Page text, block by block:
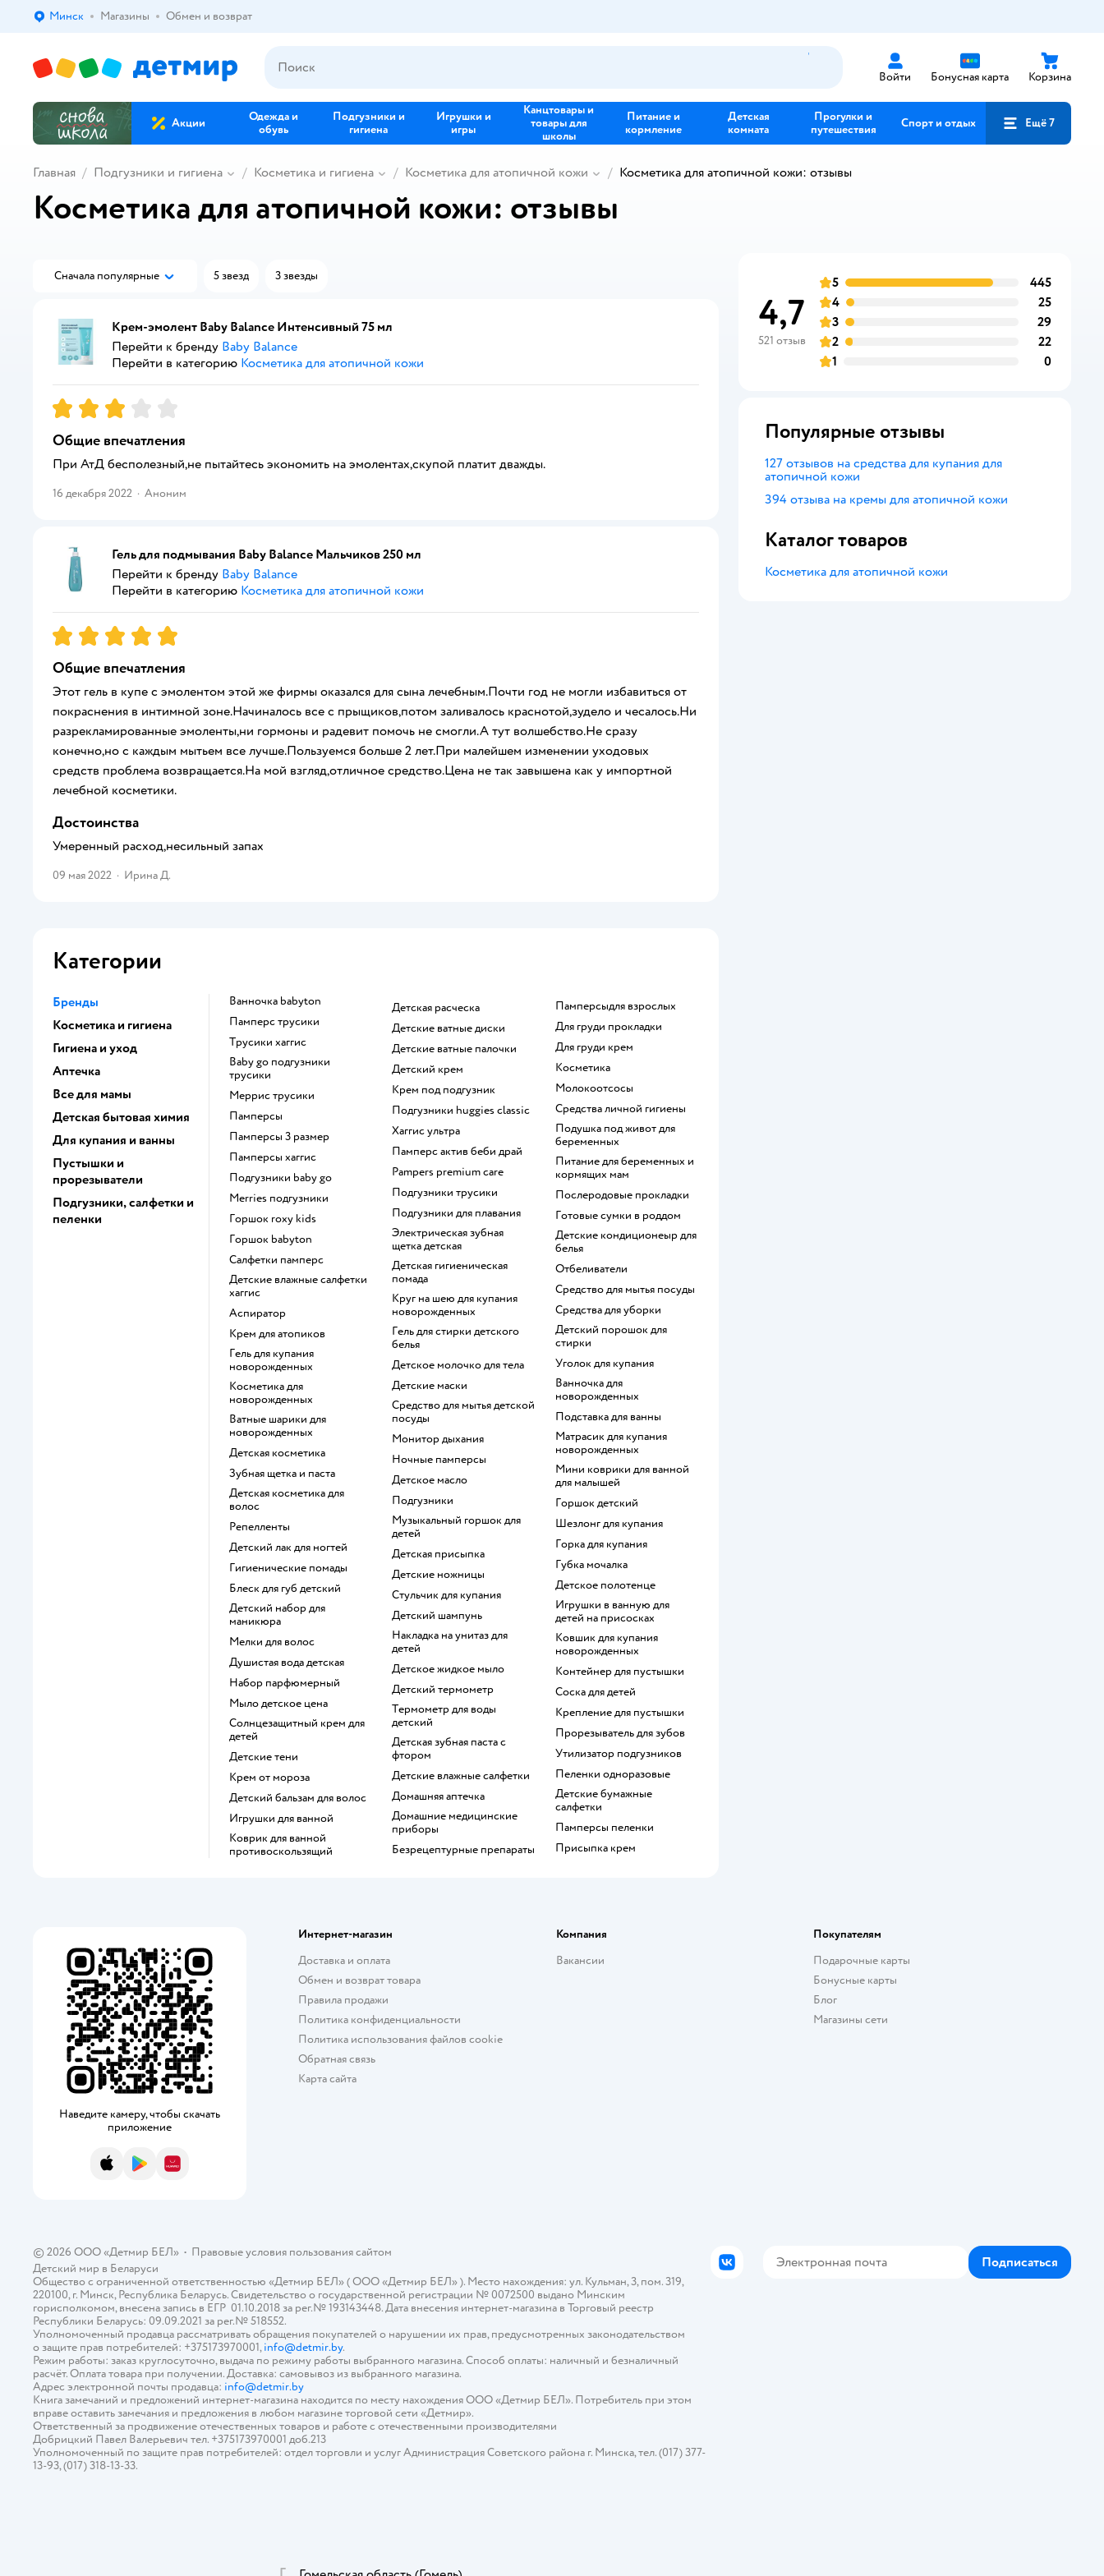
Выбор адреса доставки.
Минск Магазины Обмен и возврат
Войти Бонусная карта Корзина
Акции
Одежда и
обувь
Подгузники и
гигиена
Игрушки и
игры
Канцтовары и
товары для
школы
Питание и
кормление
Детская
комната
Прогулки и
путешествия
Спорт и отдых Ещё 7
Главная Подгузники и гигиена Косметика и гигиена Косметика для атопичной кожи Косметика для атопичной кожи: отзывы
Косметика для атопичной кожи: отзывы
Сначала популярные 5 звезд 3 звезды
Крем-эмолент Baby Balance Интенсивный 75 мл
Перейти к бренду Baby Balance
Перейти в категорию Косметика для атопичной кожи
Рейтинг:3
Общие впечатления
При АтД бесполезный,не пытайтесь экономить на эмолентах,скупой платит дважды.
16 декабря 2022 · Аноним
Гель для подмывания Baby Balance Мальчиков 250 мл
Перейти к бренду Baby Balance
Перейти в категорию Косметика для атопичной кожи
Рейтинг:5
Общие впечатления
Этот гель в купе с эмолентом этой же фирмы оказался для сына лечебным.Почти год не могли избавиться от
покраснения в интимной зоне.Начиналось все с прыщиков,потом заливалось краснотой,зудело и чесалось.Ни
разрекламированные эмоленты,ни гормоны и радевит помочь не смогли.А тут волшебство.Не сразу
конечно,но с каждым мытьем все лучше.Пользуемся больше 2 лет.При малейшем изменении уходовых
средств проблема возвращается.На мой взгляд,отличное средство.Цена не так завышена как у импортной
лечебной косметики.
Достоинства
Умеренный расход,несильный запах
09 мая 2022 · Ирина Д.
Категории
Бренды
Косметика и гигиена
Гигиена и уход
Аптечка
Все для мамы
Детская бытовая химия
Для купания и ванны
Пустышки и
прорезыватели
Подгузники, салфетки и
пеленки
ванночка babyton
памперс трусики
трусики хаггис
baby go подгузники
трусики
меррис трусики
памперсы
памперсы 3 размер
памперсы хаггис
подгузники baby go
merries подгузники
горшок roxy kids
горшок babyton
салфетки памперс
детские влажные салфетки
хаггис
аспиратор
крем для атопиков
гель для купания
новорожденных
косметика для
новорожденных
ватные шарики для
новорожденных
детская косметика
зубная щетка и паста
детская косметика для
волос
репелленты
детский лак для ногтей
гигиенические помады
блеск для губ детский
детский набор для
маникюра
мелки для волос
душистая вода детская
набор парфюмерный
мыло детское цена
солнцезащитный крем для
детей
детские тени
крем от мороза
детский бальзам для волос
игрушки для ванной
коврик для ванной
противоскользящий
детская расческа
детские ватные диски
детские ватные палочки
детский крем
крем под подгузник
подгузники huggies classic
хаггис ультра
памперс актив беби драй
pampers premium care
подгузники трусики
подгузники для плавания
электрическая зубная
щетка детская
детская гигиеническая
помада
круг на шею для купания
новорожденных
гель для стирки детского
белья
детское молочко для тела
детские маски
средство для мытья детской
посуды
монитор дыхания
ночные памперсы
детское масло
подгузники
музыкальный горшок для
детей
детская присыпка
детские ножницы
стульчик для купания
детский шампунь
накладка на унитаз для
детей
детское жидкое мыло
детский термометр
термометр для воды
детский
детская зубная паста с
фтором
детские влажные салфетки
домашняя аптечка
домашние медицинские
приборы
безрецептурные препараты
памперсыдля взрослых
для груди прокладки
для груди крем
косметика
Молокоотсосы
средства личной гигиены
подушка под живот для
беременных
питание для беременных и
кормящих мам
послеродовые прокладки
готовые сумки в роддом
детские кондиционеыр для
белья
отбеливатели
средство для мытья посуды
средства для уборки
детский порошок для
стирки
уголок для купания
ванночка для
новорожденных
подставка для ванны
матрасик для купания
новорожденных
мини коврики для ванной
для малышей
горшок детский
шезлонг для купания
горка для купания
губка мочалка
детское полотенце
игрушки в ванную для
детей на присосках
ковшик для купания
новорожденных
контейнер для пустышки
соска для детей
крепление для пустышки
прорезыватель для зубов
утилизатор подгузников
пеленки одноразовые
детские бумажные
салфетки
памперсы пеленки
присыпка крем
4,7
521 отзыв
оценка
5 445отзыв
оценка
4 25отзыв
оценка
3 29отзыв
оценка
2 22отзыв
оценка
1 0отзыв
Популярные отзывы
127 отзывов на средства для купания для
атопичной кожи
394 отзыва на кремы для атопичной кожи
Каталог товаров
Косметика для атопичной кожи
Наведите камеру, чтобы скачать
приложение
App StoreGoogle PlayAppGallery
Интернет-магазин
Доставка и оплата
Обмен и возврат товара
Правила продажи
Политика конфиденциальности
Политика использования файлов cookie
Обратная связь
Карта сайта
Компания
Вакансии
Покупателям
Подарочные карты
Бонусные карты
Блог
Магазины сети
© 2026 ООО «Детмир БЕЛ» • Правовые условия пользования сайтом
Детский мир в Беларуси
Общество с ограниченной ответственностью «Детмир БЕЛ» ( ООО «Детмир БЕЛ» ). Место нахождения: ул. Кульман, 3, пом. 319,
220100, г. Минск, Республика Беларусь. Свидетельство о государственной регистрации № 0072500 выдано Минским
горисполкомом, внесена запись в ЕГР 01.10.2018 за рег.№ 193143448. Дата внесения интернет-магазина в Торговый реестр
Республики Беларусь: 09.09.2021 за рег.№ 518552.
Уполномоченный продавца рассматривать обращения покупателей о нарушении их прав, предусмотренных законодательством
о защите прав потребителей: +375173970001,info@detmir.by.
Режим работы: заказ круглосуточно, выдача по режиму работы выбранного магазина. Способ оплаты: наличный и безналичный
расчёт. Оплата товара при получении. Доставка: самовывоз из выбранного магазина.
Адрес электронной почты продавца: info@detmir.by
Книга замечаний и предложений интернет-магазина находится по месту нахождения ООО «Детмир БЕЛ». Потребитель при этом
вправе оставить замечания и предложения в любом магазине торговой сети «Детмир».
Ответственный за продвижение отечественных товаров и работе с отечественными производителями
Добрицкий Павел Валерьевич тел. +375173970001 доб.213
Уполномоченный по защите прав потребителей: отдел торговли и услуг Администрация Советского района г. Минска, тел. (017) 377-
13-93, (017) 318-13-33.
ВКонтакте Подписаться
Г